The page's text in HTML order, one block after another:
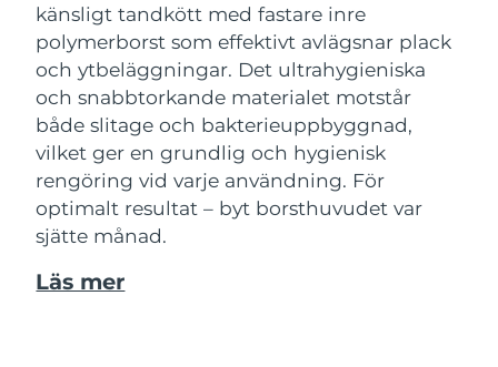
känsligt tandkött med fastare inre
polymerborst som effektivt avlägsnar plack
och ytbeläggningar. Det ultrahygieniska
och snabbtorkande materialet motstår
både slitage och bakterieuppbyggnad,
vilket ger en grundlig och hygienisk
rengöring vid varje användning. För
optimalt resultat – byt borsthuvudet var
sjätte månad.
Läs mer